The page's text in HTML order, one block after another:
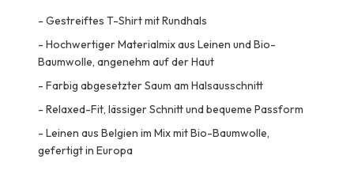
- Gestreiftes T-Shirt mit Rundhals
- Hochwertiger Materialmix aus Leinen und Bio-
Baumwolle, angenehm auf der Haut
- Farbig abgesetzter Saum am Halsausschnitt
- Relaxed-Fit, lässiger Schnitt und bequeme Passform
- Leinen aus Belgien im Mix mit Bio-Baumwolle,
gefertigt in Europa